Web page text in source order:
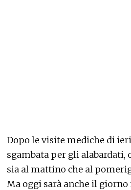
Dopo le visite mediche di
sgambata per gli alabardati,
sia al mattino che al
Ma oggi sarà anche il